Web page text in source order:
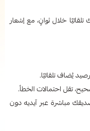
خلال ثوانٍ، مع إشعار
يُضاف تلقائيًا.
تقل احتمالات الخطأ.
مباشرة عبر آيديه دون